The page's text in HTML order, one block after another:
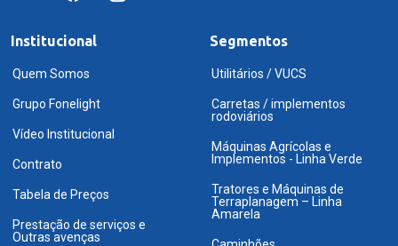
Institucional
Quem Somos
Grupo Fonelight
Vídeo Institucional
Contrato
Tabela de Preços
Prestação de serviços e
Outras avenças
Segmentos
Utilitários / VUCS
Carretas / implementos
rodoviários
Máquinas Agrícolas e
Implementos - Linha Verde
Tratores e Máquinas de
Terraplanagem – Linha
Amarela